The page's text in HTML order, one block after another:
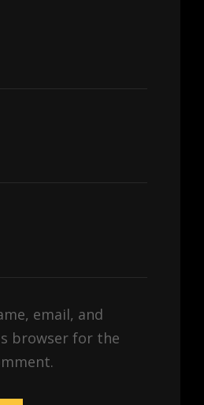
email, and
browser for the